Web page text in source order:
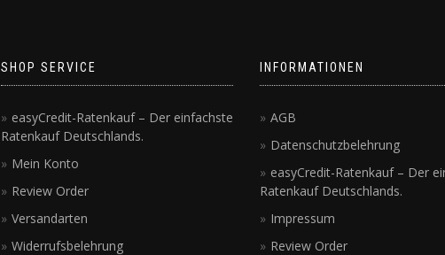
SHOP SERVICE
easyCredit-Ratenkauf – Der einfachste
Ratenkauf Deutschlands.
Mein Konto
Review Order
Versandarten
Widerrufsbelehrung
INFORMATIONEN
AGB
Datenschutzbelehrung
easyCredit-Ratenkauf – Der
Ratenkauf Deutschlands.
Impressum
Review Order